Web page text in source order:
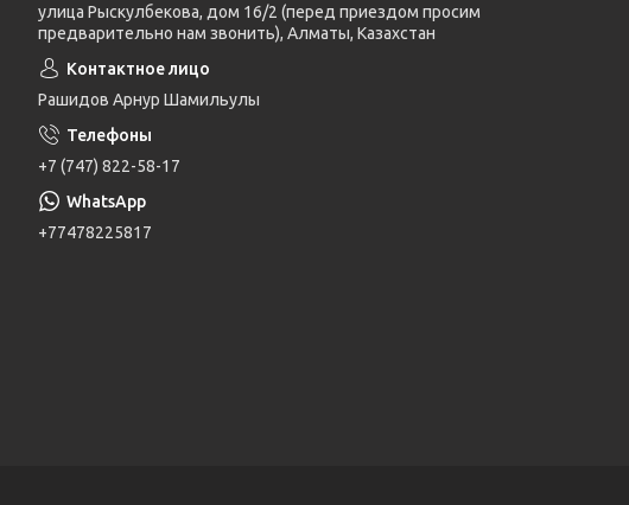
улица Рыскулбекова, дом 16/2 (перед приездом просим
предварительно нам звонить), Алматы, Казахстан
Рашидов Арнур Шамильулы
+7 (747) 822-58-17
+77478225817